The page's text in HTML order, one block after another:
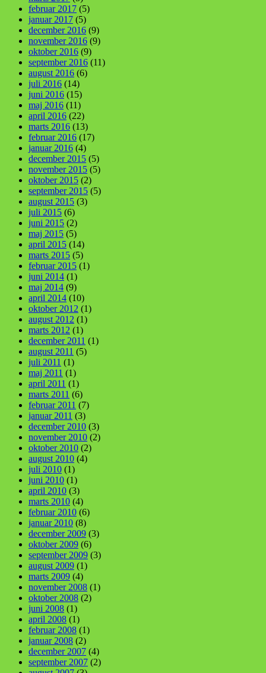
februar 2017 (5)
januar 2017 (5)
december 2016 (9)
november 2016 (9)
oktober 2016 (9)
september 2016 (11)
august 2016 (6)
juli 2016 (14)
juni 2016 (15)
maj 2016 (11)
april 2016 (22)
marts 2016 (13)
februar 2016 (17)
januar 2016 (4)
december 2015 (5)
november 2015 (5)
oktober 2015 (2)
september 2015 (5)
august 2015 (3)
juli 2015 (6)
juni 2015 (2)
maj 2015 (5)
april 2015 (14)
marts 2015 (5)
februar 2015 (1)
juni 2014 (1)
maj 2014 (9)
april 2014 (10)
oktober 2012 (1)
august 2012 (1)
marts 2012 (1)
december 2011 (1)
august 2011 (5)
juli 2011 (1)
maj 2011 (1)
april 2011 (1)
marts 2011 (6)
februar 2011 (7)
januar 2011 (3)
december 2010 (3)
november 2010 (2)
oktober 2010 (2)
august 2010 (4)
juli 2010 (1)
juni 2010 (1)
april 2010 (3)
marts 2010 (4)
februar 2010 (6)
januar 2010 (8)
december 2009 (3)
oktober 2009 (6)
september 2009 (3)
august 2009 (1)
marts 2009 (4)
november 2008 (1)
oktober 2008 (2)
juni 2008 (1)
april 2008 (1)
februar 2008 (1)
januar 2008 (2)
december 2007 (4)
september 2007 (2)